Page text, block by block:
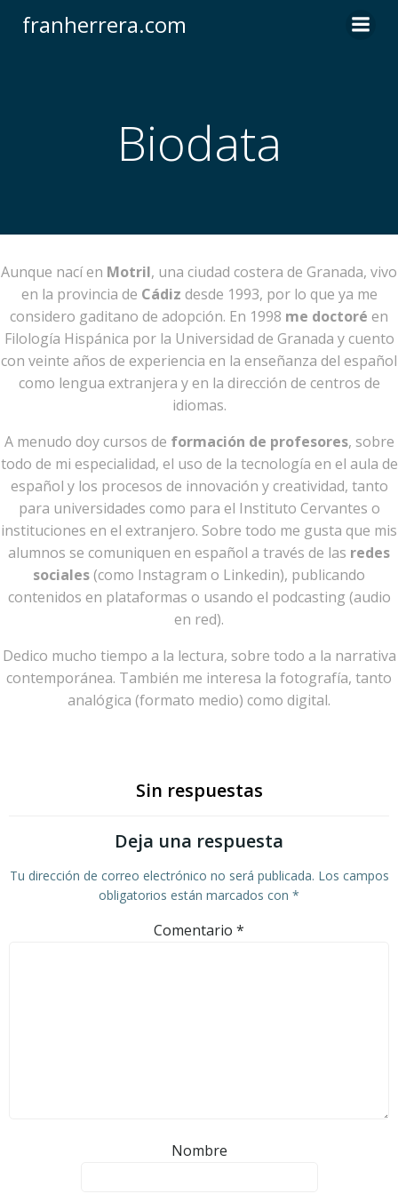
franherrera.com
Biodata
Aunque nací en Motril, una ciudad costera de Granada, vivo
en la provincia de Cádiz desde 1993, por lo que ya me
considero gaditano de adopción. En 1998 me doctoré en
Filología Hispánica por la Universidad de Granada y cuento
con veinte años de experiencia en la enseñanza del español
como lengua extranjera y en la dirección de centros de
idiomas.
A menudo doy cursos de formación de profesores, sobre
todo de mi especialidad, el uso de la tecnología en el aula de
español y los procesos de innovación y creatividad, tanto
para universidades como para el Instituto Cervantes o
instituciones en el extranjero. Sobre todo me gusta que mis
alumnos se comuniquen en español a través de las redes
sociales(como Instagram o Linkedin), publicando
contenidos en plataformas o usando el podcasting (audio
en red).
Dedico mucho tiempo a la lectura, sobre todo a la narrativa
contemporánea. También me interesa la fotografía, tanto
analógica (formato medio) como digital.
Sin respuestas
Deja una respuesta
Tu dirección de correo electrónico no será publicada. Los campos
obligatorios están marcados con *
Comentario *
Nombre